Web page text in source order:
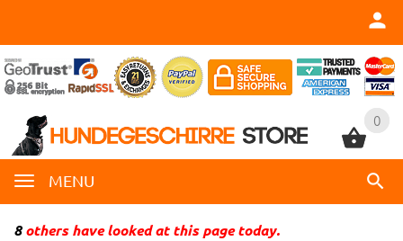
0
MENU
0
8others have looked at this page today.